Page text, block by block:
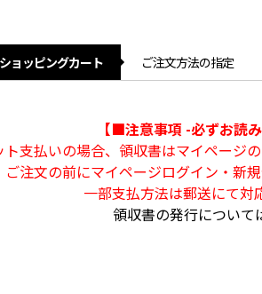
ショッピングカート ご注文方法の指定
【■注意事項 -必ずお読
ト支払いの場合、領収書はマイページ
ご注文の前にマイページログイン・新
一部支払方法は郵送にて対
領収書の発行について